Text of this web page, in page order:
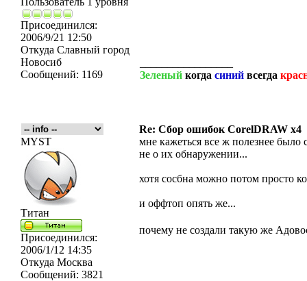
Присоединился:
2006/9/21 12:50
Откуда Славный город
Новосиб
Сообщений: 1169
Зеленый когда синий всегда
Re: Сбор ошибок CorelDRAW x4
MYST
Титан
Присоединился:
2006/1/12 14:35
Откуда Москва
Сообщений: 3821
мне кажеться все ж полезнее было
не о их обнаружении...
хотя сосбна можно потом просто
и оффтоп опять же...
почему не создали такую же